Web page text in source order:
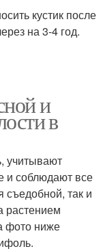
кустик после
на 3-4 год.
и
в
учитывают
и соблюдают все
съедобной, так и
растением
фото ниже